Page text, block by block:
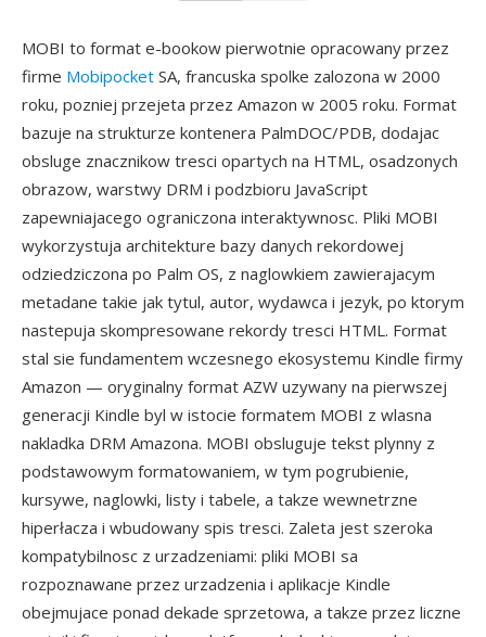
MOBI to format e-bookow pierwotnie opracowany przez
firme Mobipocket SA, francuska spolke zalozona w 2000
roku, pozniej przejeta przez Amazon w 2005 roku. Format
bazuje na strukturze kontenera PalmDOC/PDB, dodajac
obsluge znacznikow tresci opartych na HTML, osadzonych
obrazow, warstwy DRM i podzbioru JavaScript
zapewniajacego ograniczona interaktywnosc. Pliki MOBI
wykorzystuja architekture bazy danych rekordowej
odziedziczona po Palm OS, z naglowkiem zawierajacym
metadane takie jak tytul, autor, wydawca i jezyk, po ktorym
nastepuja skompresowane rekordy tresci HTML. Format
stal sie fundamentem wczesnego ekosystemu Kindle firmy
Amazon — oryginalny format AZW uzywany na pierwszej
generacji Kindle byl w istocie formatem MOBI z wlasna
nakladka DRM Amazona. MOBI obsluguje tekst plynny z
podstawowym formatowaniem, w tym pogrubienie,
kursywe, naglowki, listy i tabele, a takze wewnetrzne
hiperłacza i wbudowany spis tresci. Zaleta jest szeroka
kompatybilnosc z urzadzeniami: pliki MOBI sa
rozpoznawane przez urzadzenia i aplikacje Kindle
obejmujace ponad dekade sprzetowa, a takze przez liczne